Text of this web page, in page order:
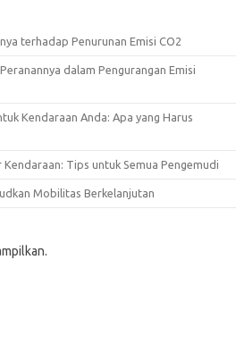
terhadap Penurunan Emisi CO2
dalam Pengurangan Emisi
Kendaraan Anda: Apa yang Harus
Tips untuk Semua Pengemudi
Mobilitas Berkelanjutan